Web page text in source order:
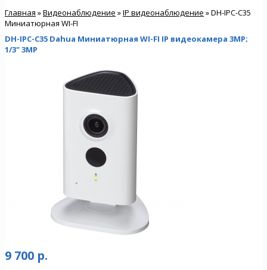
Главная »Видеонаблюдение »IP видеонаблюдение » DH-IPC-C35
Миниатюрная WI-FI
DH-IPC-C35 Dahua Миниатюрная WI-FI IP видеокамера 3MP;
1/3" 3MP
9 700 р.